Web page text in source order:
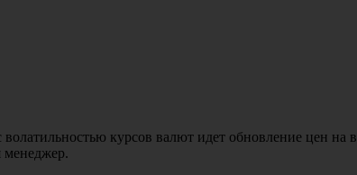
курсов валют идет обновление цен на
менеджер.